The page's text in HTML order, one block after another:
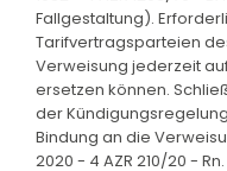
Fallgestaltung).
Tarifvertragsparteien
Verweisung jederzeit
ersetzen können.
der
Bindung an die
2020 - 4 AZR 210/20 -